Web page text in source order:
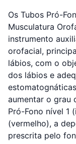
Os Tubos Pró-
Musculatura
instrumento
orofacial,
lábios, com o
dos lábios e
aumentar o grau
Pró-Fono nível 1
(vermelho), a
prescrita pelo